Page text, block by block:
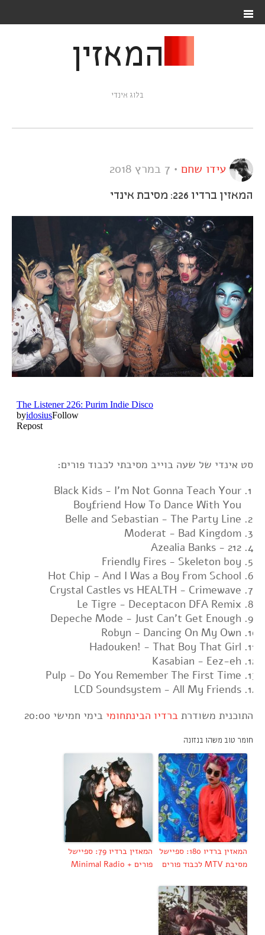
המאזין
בלוג אינדי
עידו שחם • 7 במרץ 2018
המאזין ברדיו 226: מסיבת אינדי
סט אינדי של שעה בוייב מסיבתי לכבוד פורים:
Black Kids - I'm Not Gonna Teach Your
Boyfriend How To Dance With You
Belle and Sebastian - The Party Line
Moderat - Bad Kingdom
Azealia Banks - 212
Friendly Fires - Skeleton boy
Hot Chip - And I Was a Boy From School
Crystal Castles vs HEALTH - Crimewave
Le Tigre - Deceptacon DFA Remix
Depeche Mode - Just Can't Get Enough
Robyn - Dancing On My Own
Hadouken! - That Boy That Girl
Kasabian - Eez-eh
Pulp - Do You Remember The First Time
LCD Soundsystem - All My Friends
התוכנית משודרת ברדיו הבינתחומי בימי חמישי 20:00
חומר טוב משהו בנזונה
המאזין ברדיו 180: ספיישל
מסיבת MTV לכבוד פורים
המאזין ברדיו 79: ספיישל
פורים + Minimal Radio